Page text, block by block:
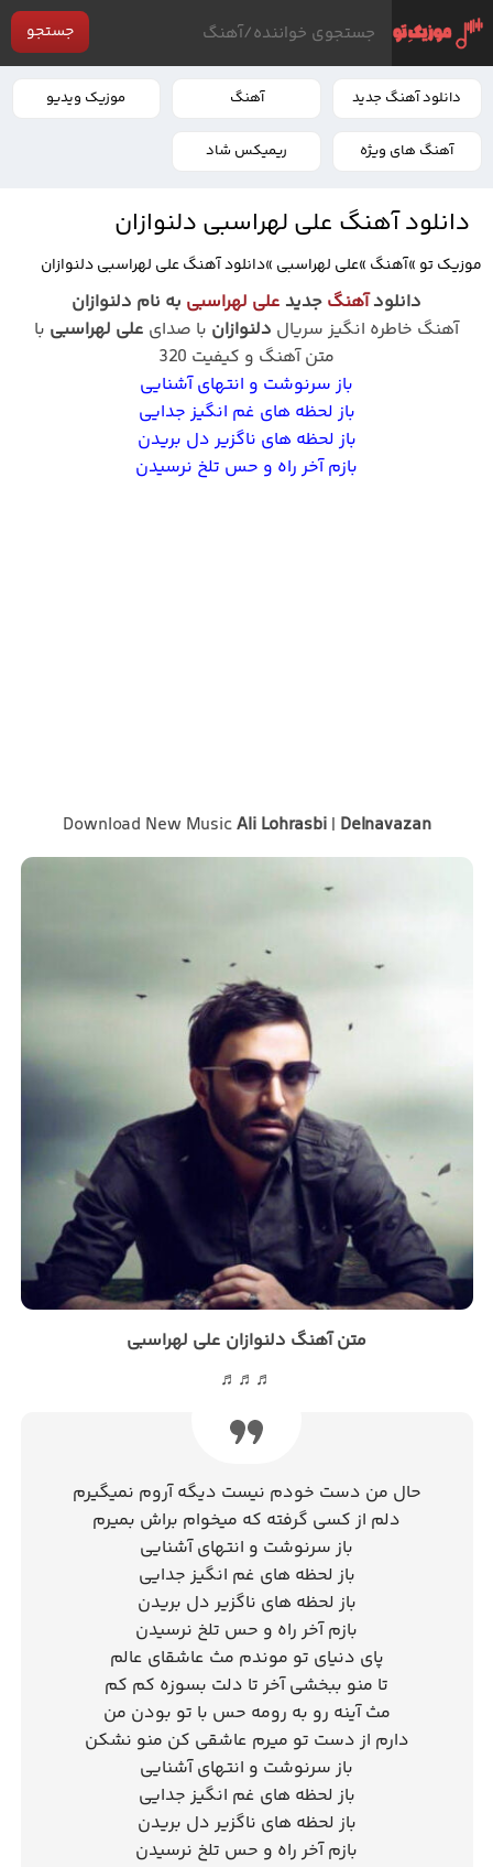
جستجو
دانلود آهنگ جدید آهنگ موزیک ویدیو
آهنگ های ویژه ریمیکس شاد
دانلود آهنگ علی لهراسبی دلنوازان
موزیک تو »آهنگ »علی لهراسبی »دانلود آهنگ علی لهراسبی دلنوازان
دانلودآهنگ جدید علی لهراسبی به نام دلنوازان
آهنگ خاطره انگیز سریال دلنوازان با صدای علی لهراسبی با
متن آهنگ و کیفیت 320
باز سرنوشت و انتهای آشنایی
باز لحظه‌ های غم‌ انگیز جدایی
باز لحظه‌ های ناگزیر دل‌ بریدن
بازم آخر راه و حس تلخ نرسیدن
Download New MusicAli Lohrasbi| Delnavazan
متن آهنگ دلنوازان علی لهراسبی
♬♬♬
حال من دست خودم نیست دیگه آروم نمیگیرم
دلم از کسی‌ گرفته که میخوام براش بمیرم
باز سرنوشت و انتهای آشنایی
باز لحظه‌ های غم‌ انگیز جدایی
باز لحظه‌ های ناگزیر دل‌ بریدن
بازم آخر راه و حس تلخ نرسیدن
پای دنیای تو موندم مث عاشقای عالم
تا منو ببخشی آخر تا دلت بسوزه کم کم
مث آینه رو به رومه حس با تو بودن من
دارم از دست تو میرم عاشقی کن منو نشکن
باز سرنوشت و انتهای آشنایی
باز لحظه‌ های غم‌ انگیز جدایی
باز لحظه‌ های ناگزیر دل‌ بریدن
بازم آخر راه و حس تلخ نرسیدن